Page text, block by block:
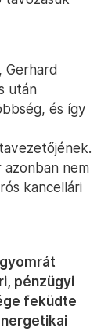
Gerhard
után
és így
azonban nem
kancellári
pénzügyi
feküdte